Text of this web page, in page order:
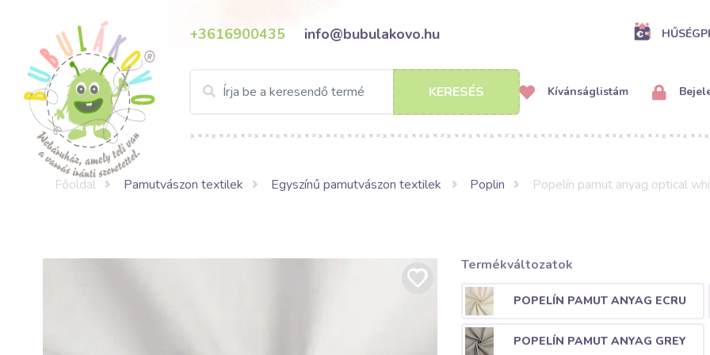
+3616900435 info@bubulakovo.hu
KERESÉS Kívánságlistám
Főoldal Pamutvászon textilek Egyszínű pamutvászon textilek Poplin Popelín pamut anyag optical
Termékváltozatok
POPELÍN PAMUT ANYAG ECRU
POPELÍN PAMUT ANYAG GREY